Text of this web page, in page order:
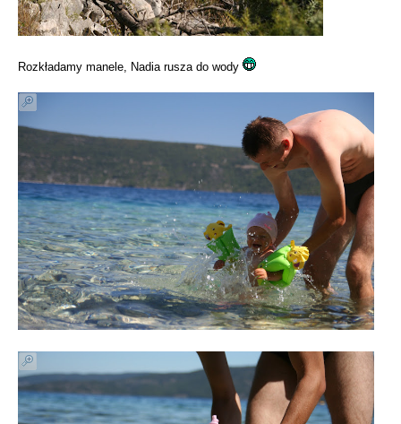
Rozkładamy manele, Nadia rusza do wody